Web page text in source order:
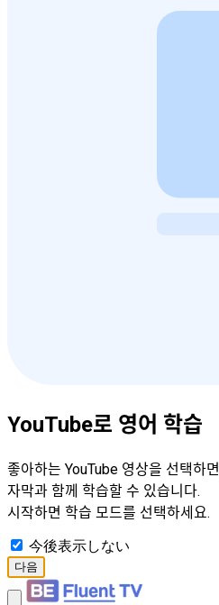
YouTube로 영어 학습
좋아하는 YouTube 영상을 선택하면
자막과 함께 학습할 수 있습니다.
시작하면 학습 모드를 선택하세요.
今後表示しない
다음